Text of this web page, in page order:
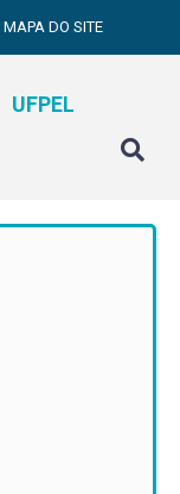
MAPA DO SITE
UFPEL